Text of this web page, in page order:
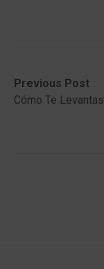
Post
navigation
Previous Post
Previous
post:Cómo Te Levantas
Next
post: